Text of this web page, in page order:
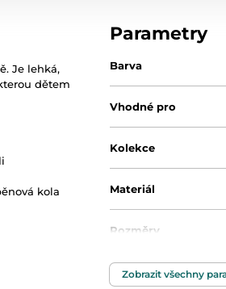
Je lehká,
dětem
kola
Parametry
Barva
Vhodné pro
Kolekce
Materiál
Rozměry
Pohlaví
Zobrazit všechny